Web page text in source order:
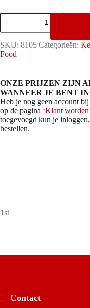
Snijmes
rond
120mm
aantal
SKU: 8105 Categorieën:
Food
ONZE PRIJZEN ZIJN
WANNEER JE BENT
Heb je nog geen account
op de pagina ‘Klant worden
toegevoegd kun je
bestellen.
1st
Contact